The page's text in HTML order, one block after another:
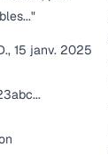
15 janv. 2025